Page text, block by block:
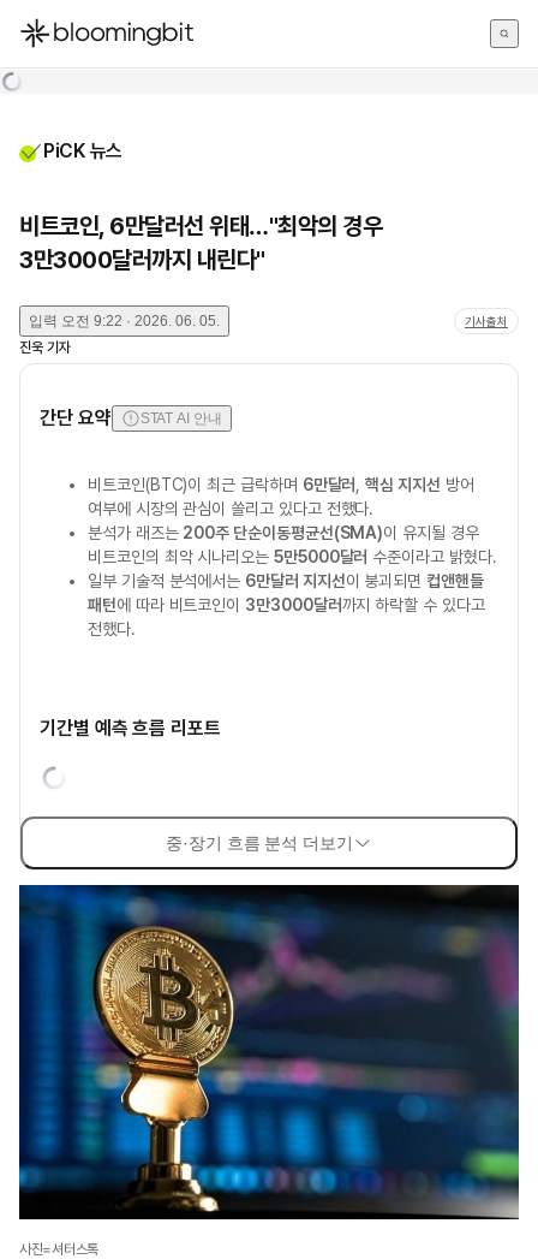
한국어
PiCK 뉴스
비트코인, 6만달러선 위태…"최악의 경우
3만3000달러까지 내린다"
입력 오전 9:22 · 2026. 06. 05. 기사출처
진욱 기자
간단 요약 STAT AI 안내
비트코인(BTC)이 최근 급락하며 6만달러 ,핵심 지지선 방어
여부에 시장의 관심이 쏠리고 있다고 전했다.
분석가 래즈는 200주 단순이동평균선(SMA)이 유지될 경우
비트코인의 최악 시나리오는 5만5000달러 수준이라고 밝혔다.
일부 기술적 분석에서는 6만달러 지지선이 붕괴되면컵앤핸들
패턴에 따라 비트코인이 3만3000달러까지 하락할 수 있다고
전했다.
기간별 예측 흐름 리포트
중·장기 흐름 분석 더보기
사진=셔터스톡